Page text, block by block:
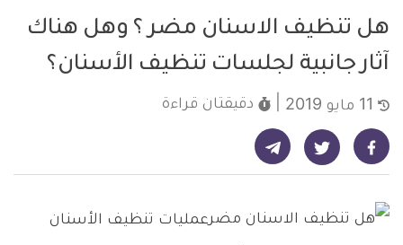
هل تنظيف الاسنان مضر ؟ وهل هناك
آثار جانبية لجلسات تنظيف الأسنان؟
دقيقتان قراءة
شارك على فيسبوك - ديلي ميديكال انفو شارك على تويتر - ديلي ميديكال انفو شارك على تيليجرام - ديلي ميديكال انفو
عمليات تنظيف الأسنان